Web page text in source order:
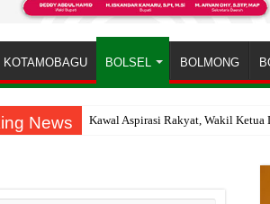
KOTAMOBAGU BOLSEL BOLMONG
News Kawal Aspirasi Rakyat, Wakil Ketua